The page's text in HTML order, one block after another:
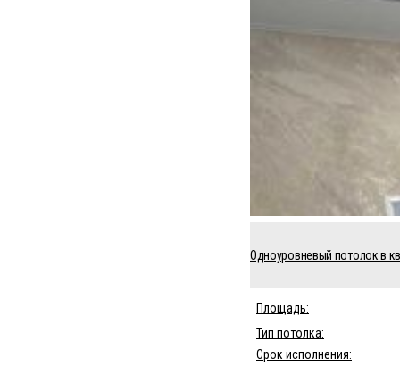
Одноуровневый потолок в
Площадь:
Тип потолка:
Срок исполнения: